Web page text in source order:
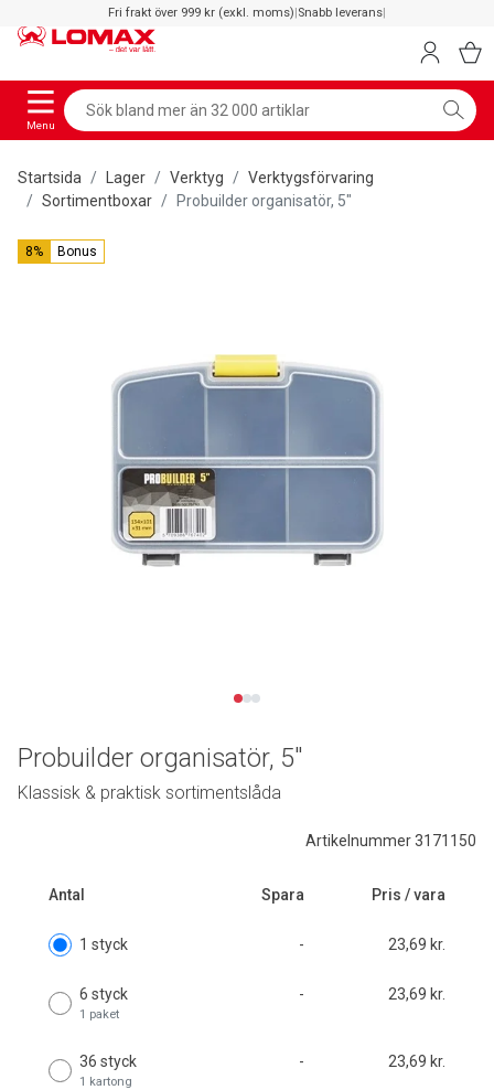
Fri frakt över 999 kr (exkl. moms)|Snabb leverans|
Menu
Startsida Lager Verktyg
Verktygsförvaring
Sortimentboxar
Probuilder organisatör, 5"
8% Bonus
Artikelnummer 3171150
Antal Spara Pris / vara
1 styck - 23,69 kr.
6 styck
1 paket
- 23,69 kr.
36 styck
1 kartong
- 23,69 kr.
Probuilder organisatör, 5"
Klassisk & praktisk sortimentslåda